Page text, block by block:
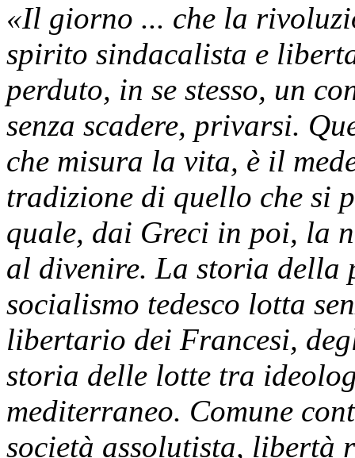
«Il giorno ... che la
spirito sindacalista e
perduto, in se stesso, un
senza scadere, privarsi.
che misura la vita, è il
tradizione di quello che si
quale, dai Greci in poi, la
al divenire. La storia
socialismo tedesco lotta
libertario dei Francesi,
storia delle lotte tra
mediterraneo. Comune
società assolutista, libertà